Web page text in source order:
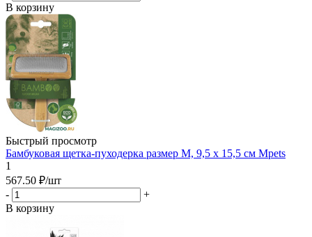
В корзину
Быстрый просмотр
Бамбуковая щетка-пуходерка размер М, 9,5 x 15,5 см Mpets
1
567.50 ₽/шт
-
+
В корзину